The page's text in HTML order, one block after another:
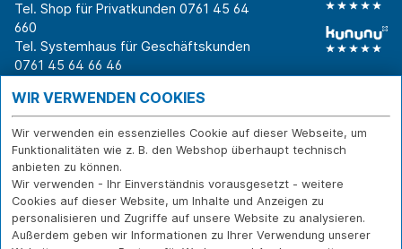
Tel. Shop für Privatkunden 0761 45 64
660
Tel. Systemhaus für Geschäftskunden
0761 45 64 66 46
Warum CAB
Für Business-
Entscheider
Für IT-Leiter
Für Privatkunden
Erfolgsgeschichte
n
Branchen
IT für
IT-Security
IT-Infrastruktur
Softwarelösungen
WLAN-Lösungen
IT-Beratung und
Service
Reparatur
Versand- und
Zahlarten
Rücksendung und
Widerruf
WIR VERWENDEN COOKIES
Wir verwenden ein essenzielles Cookie auf dieser Webseite, um
Funktionalitäten wie z. B. den Webshop überhaupt technisch
anbieten zu können.
Wir verwenden - Ihr Einverständnis vorausgesetzt - weitere
Cookies auf dieser Website, um Inhalte und Anzeigen zu
personalisieren und Zugriffe auf unsere Website zu analysieren.
Außerdem geben wir Informationen zu Ihrer Verwendung unserer